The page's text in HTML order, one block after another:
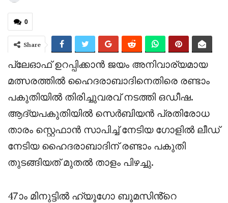
0
Share
പ്ലേഓഫ് ഉറപ്പിക്കാൻ ജയം അനിവാര്യമായ
മത്സരത്തിൽ ഹൈദരാബാദിനെതിരെ രണ്ടാം
പകുതിയിൽ തിരിച്ചുവരവ് നടത്തി ഒഡീഷ.
ആദ്യപകുതിയിൽ സെർബിയൻ പ്രതിരോധ
താരം സ്റ്റെഫാൻ സാപിച്ച് നേടിയ ഗോളിൽ ലീഡ്
നേടിയ ഹൈദരാബാദിന് രണ്ടാം പകുതി
തുടങ്ങിയത് മുതൽ താളം പിഴച്ചു.
47ാം മിനുട്ടിൽ ഹ്യൂഗോ ബൂമസിൻ്റെ